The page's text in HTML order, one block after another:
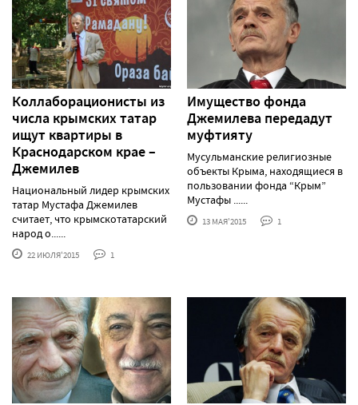
Коллаборационисты из
числа крымских татар
ищут квартиры в
Краснодарском крае –
Джемилев
Национальный лидер крымских
татар Мустафа Джемилев
считает, что крымскотатарский
народ о......
22 ИЮЛЯ'2015 1
Имущество фонда
Джемилева передадут
муфтияту
Мусульманские религиозные
объекты Крыма, находящиеся в
пользовании фонда “Крым”
Мустафы ......
13 МАЯ'2015 1